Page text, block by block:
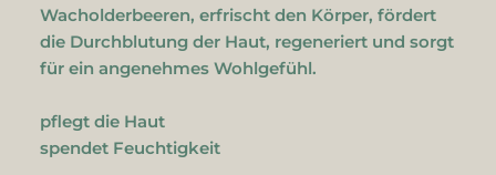
Wacholderbeeren, erfrischt den Körper, fördert
die Durchblutung der Haut, regeneriert und sorgt
für ein angenehmes Wohlgefühl.
pflegt die Haut
spendet Feuchtigkeit